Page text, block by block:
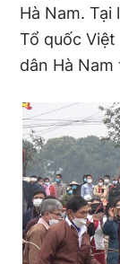
Hà Nam.
Tổ quốc
dân Hà